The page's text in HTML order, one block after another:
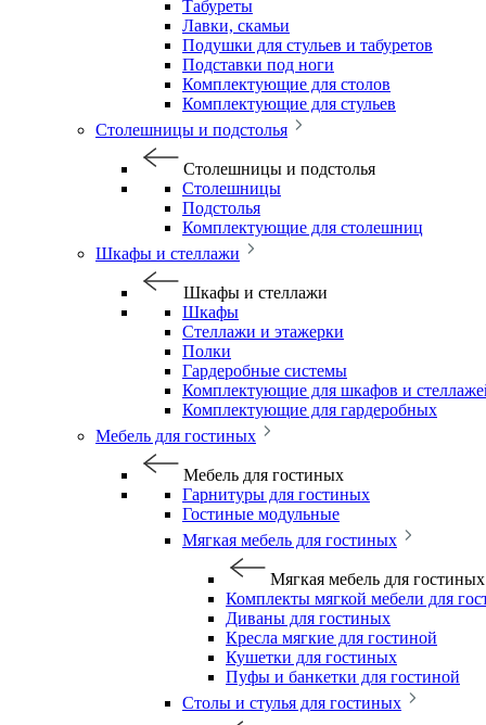
Табуреты
Лавки, скамьи
Подушки для стульев и табуретов
Подставки под ноги
Комплектующие для столов
Комплектующие для стульев
Столешницы и подстолья
Столешницы и подстолья
Столешницы
Подстолья
Комплектующие для столешниц
Шкафы и стеллажи
Шкафы и стеллажи
Шкафы
Стеллажи и этажерки
Полки
Гардеробные системы
Комплектующие для шкафов и
Комплектующие для гардеробных
Мебель для гостиных
Мебель для гостиных
Гарнитуры для гостиных
Гостиные модульные
Мягкая мебель для гостиных
Мягкая мебель для гостиных
Комплекты мягкой мебели для
Диваны для гостиных
Кресла мягкие для гостиной
Кушетки для гостиных
Пуфы и банкетки для гостиной
Столы и стулья для гостиных